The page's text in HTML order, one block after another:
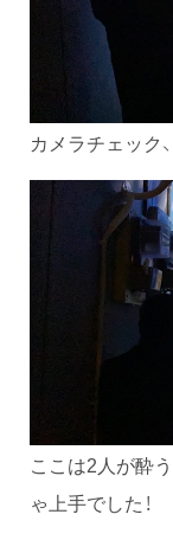
カメラチェック
ここは2人が酔
ゃ上手でした！